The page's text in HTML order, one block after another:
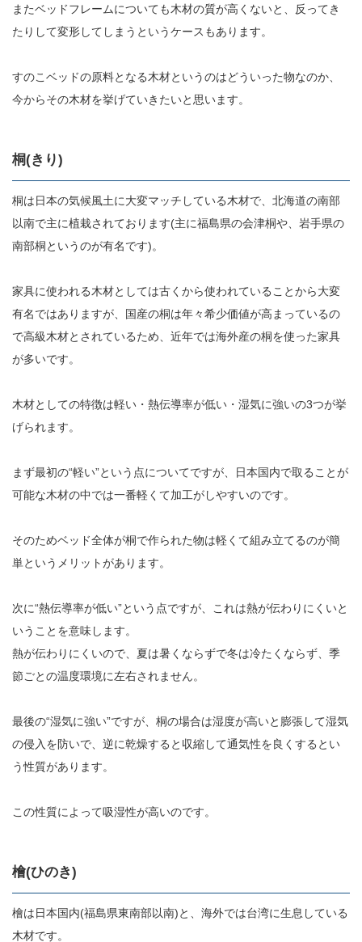
またベッドフレームについても木材の質が高くないと、反ってき
たりして変形してしまうというケースもあります。
すのこベッドの原料となる木材というのはどういった物なのか、
今からその木材を挙げていきたいと思います。
桐(きり)
桐は日本の気候風土に大変マッチしている木材で、北海道の南部
以南で主に植栽されております(主に福島県の会津桐や、岩手県の
南部桐というのが有名です)。
家具に使われる木材としては古くから使われていることから大変
有名ではありますが、国産の桐は年々希少価値が高まっているの
で高級木材とされているため、近年では海外産の桐を使った家具
が多いです。
木材としての特徴は軽い・熱伝導率が低い・湿気に強いの3つが挙
げられます。
まず最初の“軽い”という点についてですが、日本国内で取ることが
可能な木材の中では一番軽くて加工がしやすいのです。
そのためベッド全体が桐で作られた物は軽くて組み立てるのが簡
単というメリットがあります。
次に“熱伝導率が低い”という点ですが、これは熱が伝わりにくいと
いうことを意味します。
熱が伝わりにくいので、夏は暑くならずで冬は冷たくならず、季
節ごとの温度環境に左右されません。
最後の“湿気に強い”ですが、桐の場合は湿度が高いと膨張して湿気
の侵入を防いで、逆に乾燥すると収縮して通気性を良くするとい
う性質があります。
この性質によって吸湿性が高いのです。
檜(ひのき)
檜は日本国内(福島県東南部以南)と、海外では台湾に生息している
木材です。